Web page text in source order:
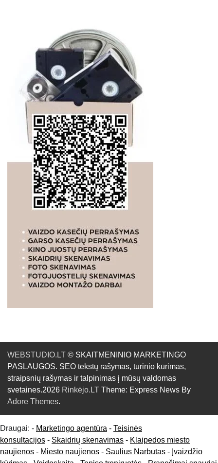
WEBSTUDIO.LT © SKAITMENINIO MARKETINGO
PASLAUGOS. SEO tekstų rašymas, turinio kūrimas,
straipsnių rašymas ir talpinimas į mūsų valdomas
svetaines.2026 Rinkėjo.LT Theme: Express News By
Adore Themes.
Draugai: - Marketingo agentūra - Teisinės
konsultacijos - Skaidrių skenavimas - Klaipedos miesto
naujienos - Miesto naujienos - Saulius Narbutas - Įvaizdžio